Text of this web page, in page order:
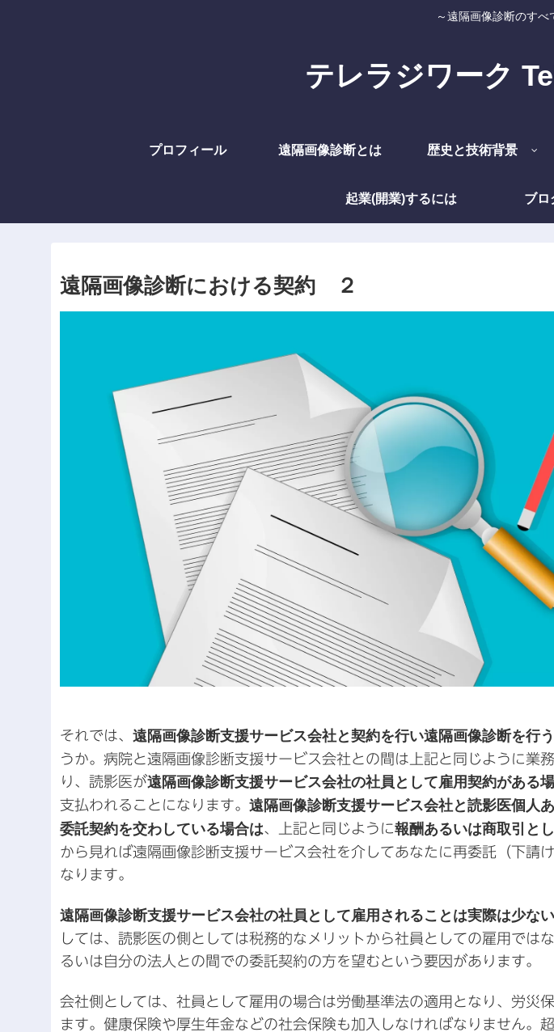
～遠隔画像診断のすべ
テレラジワーク
プロフィール 遠隔画像診断とは 歴史と技術背景
起業(開業)するには ブロ
遠隔画像診断における契約 ２
それでは、 遠隔画像診断支援サービス会社と契約を行い遠隔画像診断を行
うか。病院と遠隔画像診断支援サービス会社との間は上記と同じように業
り、読影医が遠隔画像診断支援サービス会社の社員として雇用契約がある
支払われることになります。 遠隔画像診断支援サービス会社と読影医個人
委託契約を交わしている場合は、上記と同じように報酬あるいは商取引と
から見れば遠隔画像診断支援サービス会社を介してあなたに再委託（下請
なります。
遠隔画像診断支援サービス会社の社員として雇用されることは実際は少ない
しては、読影医の側としては税務的なメリットから社員としての雇用では
るいは自分の法人との間での委託契約の方を望むという要因があります。
会社側としては、社員として雇用の場合は労働基準法の適用となり、労災
ます。健康保険や厚生年金などの社会保険も加入しなければなりません。